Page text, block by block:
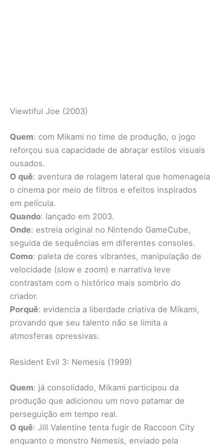
Viewtiful Joe (2003)
Quem: com Mikami no time de produção, o jogo
reforçou sua capacidade de abraçar estilos visuais
ousados.
O quê: aventura de rolagem lateral que homenageia
o cinema por meio de filtros e efeitos inspirados
em película.
Quando: lançado em 2003.
Onde: estreia original no Nintendo GameCube,
seguida de sequências em diferentes consoles.
Como: paleta de cores vibrantes, manipulação de
velocidade (slow e zoom) e narrativa leve
contrastam com o histórico mais sombrio do
criador.
Porquê: evidencia a liberdade criativa de Mikami,
provando que seu talento não se limita a
atmosferas opressivas.
Resident Evil 3: Nemesis (1999)
Quem: já consolidado, Mikami participou da
produção que adicionou um novo patamar de
perseguição em tempo real.
O quê: Jill Valentine tenta fugir de Raccoon City
enquanto o monstro Nemesis, enviado pela